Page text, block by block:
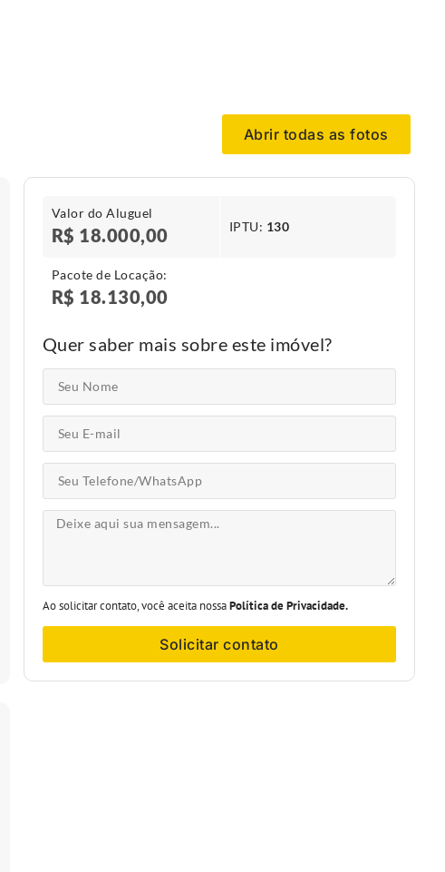
Abrir todas as fotos
Valor do Aluguel
R$ 18.000,00 IPTU​: 130
Pacote de Locação:
R$ 18.130,00
Quer saber mais sobre este imóvel?
Ao solicitar contato, você aceita nossaPolítica de Privacidade.
Solicitar contato